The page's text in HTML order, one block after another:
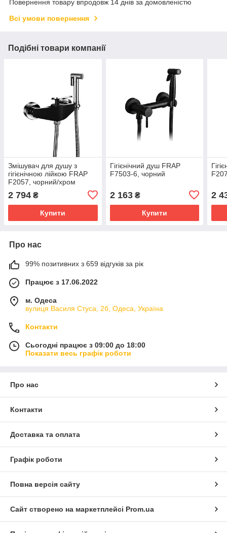
Повернення товару впродовж 14 днів за домовленістю
Всі умови повернення
Подібні товари компанії
Змішувач для душу з
гігієнічною лійкою FRAP
F2057, чорний/хром
2 794 ₴
Купити
Гігієнічний душ FRAP
F7503-6, чорний
2 163₴
Купити
2
Про нас
99% позитивних з 659 відгуків за рік
Працює з 17.06.2022
м. Одеса
вулиця Василя Стуса, 2б, Одеса, Україна
Контакти
Сьогодні працює з 09:00 до 18:00
Показати весь графік роботи
Про нас
Контакти
Доставка та оплата
Графік роботи
Повна версія сайту
Сайт створено на маркетплейсі Prom.ua